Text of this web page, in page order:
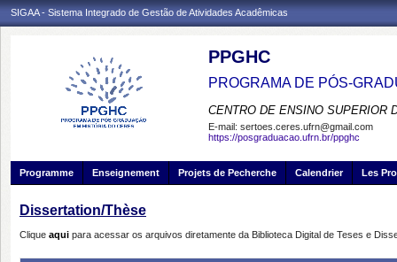
SIGAA - Sistema Integrado de Gestão de Atividades Acadêmicas
PPGHC
PROGRAMA DE PÓS-
CENTRO DE ENSINO SUPERIOR
E-mail: sertoes.ceres.ufrn@gmail.com
https://posgraduacao.ufrn.br/ppghc
Programme Enseignement Projets de Pecherche Calendrier Les
Dissertation/Thèse
Clique aqui para acessar os arquivos diretamente da Biblioteca Digital de Teses e